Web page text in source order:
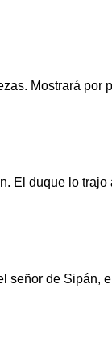
Mostrará por
El duque lo
señor de Sipán,